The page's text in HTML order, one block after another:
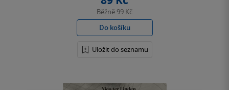
Běžně 99 Kč
Do košíku
Uložit do seznamu